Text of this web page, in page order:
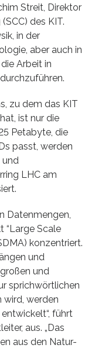
Streit, Direktor
des KIT.
in der
aber auch in
Arbeit in
zu dem das KIT
ist nur die
Petabyte, die
passt, werden
und
LHC am
Datenmengen,
“Large Scale
konzentriert.
und
und
sprichwörtlichen
wird, werden
führt
aus. „Das
aus den Natur-